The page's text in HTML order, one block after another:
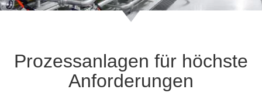
Prozessanlagen für höchste
Anforderungen